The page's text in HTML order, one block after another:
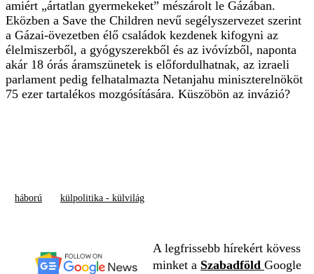
amiért „ártatlan gyermekeket” mészárolt le Gázában.
Eközben a Save the Children nevű segélyszervezet szerint
a Gázai-övezetben élő családok kezdenek kifogyni az
élelmiszerből, a gyógyszerekből és az ivóvízből, naponta
akár 18 órás áramszünetek is előfordulhatnak, az izraeli
parlament pedig felhatalmazta Netanjahu miniszterelnököt
75 ezer tartalékos mozgósítására. Küszöbön az invázió?
háború külpolitika - külvilág
A legfrissebb hírekért kövess
minket a Szabadföld Google